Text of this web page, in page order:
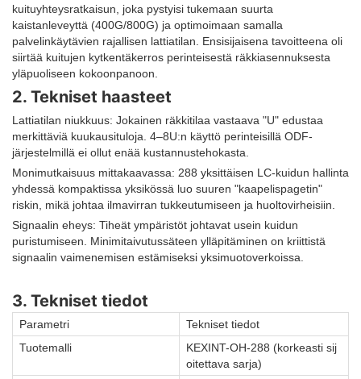
kuituyhteysratkaisun, joka pystyisi tukemaan suurta
kaistanleveyttä (400G/800G) ja optimoimaan samalla
palvelinkäytävien rajallisen lattiatilan. Ensisijaisena tavoitteena oli
siirtää kuitujen kytkentäkerros perinteisestä räkkiasennuksesta
yläpuoliseen kokoonpanoon.
2. Tekniset haasteet
Lattiatilan niukkuus: Jokainen räkkitilaa vastaava "U" edustaa
merkittäviä kuukausituloja. 4–8U:n käyttö perinteisillä ODF-
järjestelmillä ei ollut enää kustannustehokasta.
Monimutkaisuus mittakaavassa: 288 yksittäisen LC-kuidun hallinta
yhdessä kompaktissa yksikössä luo suuren "kaapelispagetin"
riskin, mikä johtaa ilmavirran tukkeutumiseen ja huoltovirheisiin.
Signaalin eheys: Tiheät ympäristöt johtavat usein kuidun
puristumiseen. Minimitaivutussäteen ylläpitäminen on kriittistä
signaalin vaimenemisen estämiseksi yksimuotoverkoissa.
3. Tekniset tiedot
Parametri
Tekniset tiedot
Tuotemalli
KEXINT-OH-288 (korkeasti sij
oitettava sarja)